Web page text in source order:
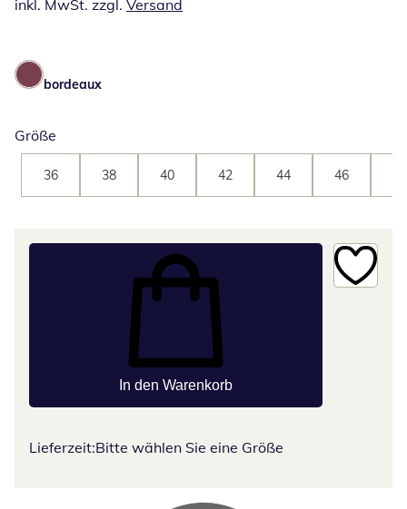
inkl. MwSt. zzgl. Versand
bordeaux
Größe
36 38 40 42 44 46
In den Warenkorb
Lieferzeit:Bitte wählen Sie eine Größe